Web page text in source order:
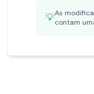
💡As
contam